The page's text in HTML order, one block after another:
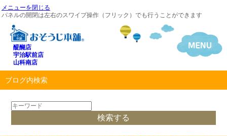
メニューを閉じる
パネルの開閉は左右のスワイプ操作（フリック）でも行うことができます
醍醐店
宇治駅前店
山科南店
ブログ内検索